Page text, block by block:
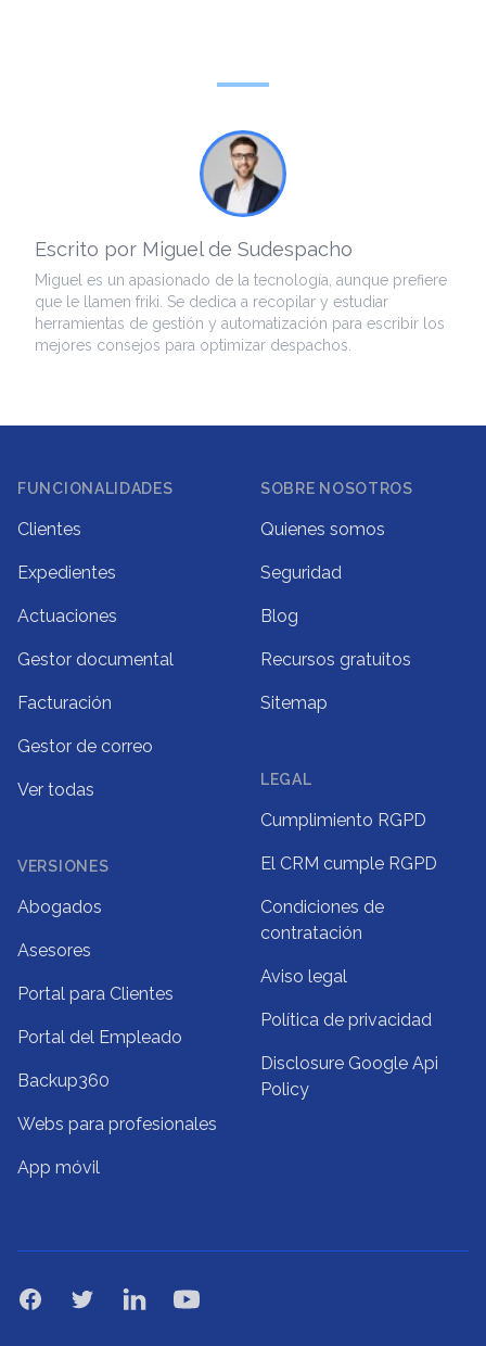
Escrito por Miguel de Sudespacho
Miguel es un apasionado de la tecnología, aunque prefiere
que le llamen friki. Se dedica a recopilar y estudiar
herramientas de gestión y automatización para escribir los
mejores consejos para optimizar despachos.
FUNCIONALIDADES
Clientes
Expedientes
Actuaciones
Gestor documental
Facturación
Gestor de correo
Ver todas
VERSIONES
Abogados
Asesores
Portal para Clientes
Portal del Empleado
Backup360
Webs para profesionales
App móvil
SOBRE NOSOTROS
Quienes somos
Seguridad
Blog
Recursos gratuitos
Sitemap
LEGAL
Cumplimiento RGPD
El CRM cumple RGPD
Condiciones de
contratación
Aviso legal
Política de privacidad
Disclosure Google Api
Policy
FacebookTwitterLinkedinYouTube